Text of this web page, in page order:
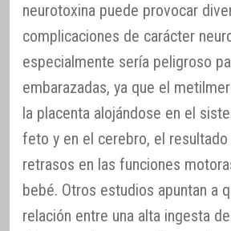
neurotoxina puede provocar
complicaciones de carácter
especialmente sería peligroso
embarazadas, ya que el
la placenta alojándose en el
feto y en el cerebro, el
retrasos en las funciones
bebé. Otros estudios apuntan a
relación entre una alta ingesta